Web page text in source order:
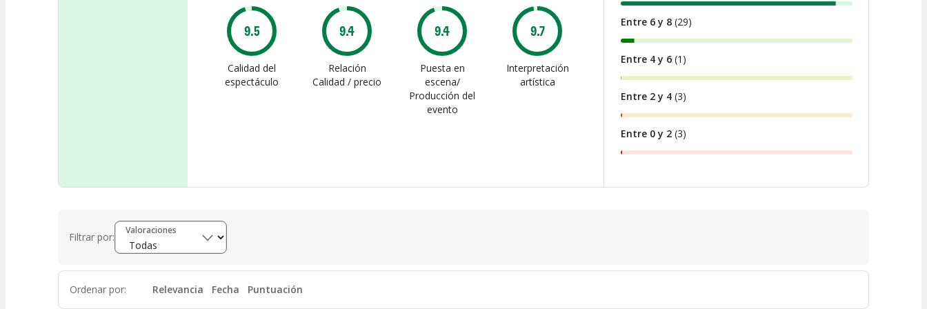
9.5
Calidad del
espectáculo
9.4
Relación
Calidad / precio
9.4
Puesta en
escena/
Producción del
evento
9.7
Interpretación
artística
Entre 6 y 8 (29)
Entre 4 y 6 (1 )
Entre 2 y 4 (3)
Entre 0 y 2 (3)
Filtrar por:
Valoraciones
Ordenar por: Relevancia Fecha Puntuación